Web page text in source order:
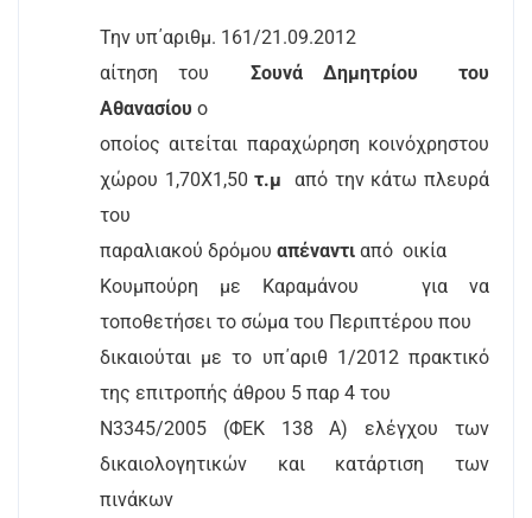
Την υπ΄αριθμ. 161/21.09.2012
αίτηση του
Σουνά Δημητρίου
του
Αθανασίου ο
οποίος αιτείται παραχώρηση κοινόχρηστου
χώρου 1,70Χ1,50 τ.μ
από την κάτω πλευρά
του
παραλιακού δρόμου απέναντι από οικία
Κουμπούρη με Καραμάνου
για να
τοποθετήσει το σώμα του Περιπτέρου που
δικαιούται με το υπ΄αριθ 1/2012 πρακτικό
της επιτροπής άθρου 5 παρ 4 του
Ν3345/2005 (ΦΕΚ 138 Α) ελέγχου των
δικαιολογητικών και κατάρτιση των
πινάκων